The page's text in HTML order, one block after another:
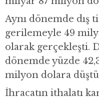
Aynı dönemde dış
gerilemeyle 49
olarak gerçekleşti.
dönemde yüzde
milyon dolara
İhracatın ithalatı